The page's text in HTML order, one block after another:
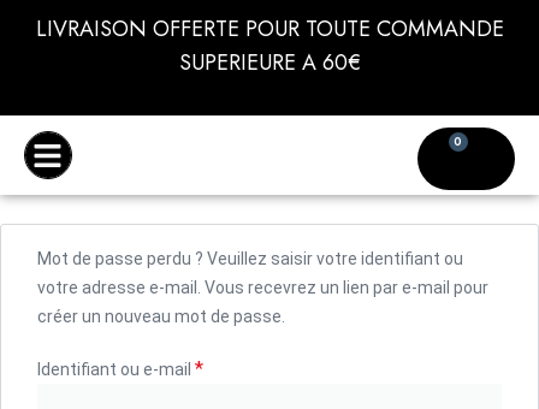
LIVRAISON OFFERTE POUR TOUTE COMMANDE
SUPERIEURE A 60€
0
Mot de passe perdu ? Veuillez saisir votre identifiant ou
votre adresse e-mail. Vous recevrez un lien par e-mail pour
créer un nouveau mot de passe.
Identifiant ou e-mail *